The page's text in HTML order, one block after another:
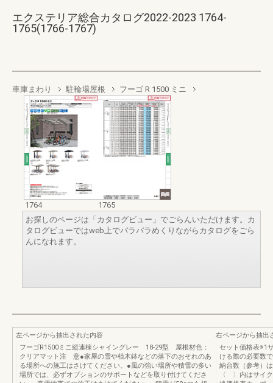
エクステリア総合カタログ2022-2023 1764-
1765(1766-1767)
車庫まわり 駐輪場屋根 フーゴ R 1500 ミニ
1764
1765
お探しのページは「カタログビュー」でごらんいただけます。カ
タログビューではweb上でパラパラめくりながらカタログをごら
んになれます。
左ページから抽出された内容
フーゴR1500ミニ縦連棟シャイングレー 18-29型 屋根材色：
クリアマット注 意●家屋の雪や植木鉢などの落下のおそれのあ
る場所への施工はさけてください。●風の強い場所や積雪の多い
場所では、必ずオプションのサポートなどを取り付けてくださ
右ページから抽出
セット価格表※1
ける際の必要数
納台数（参考）
〈 〉内はサイ